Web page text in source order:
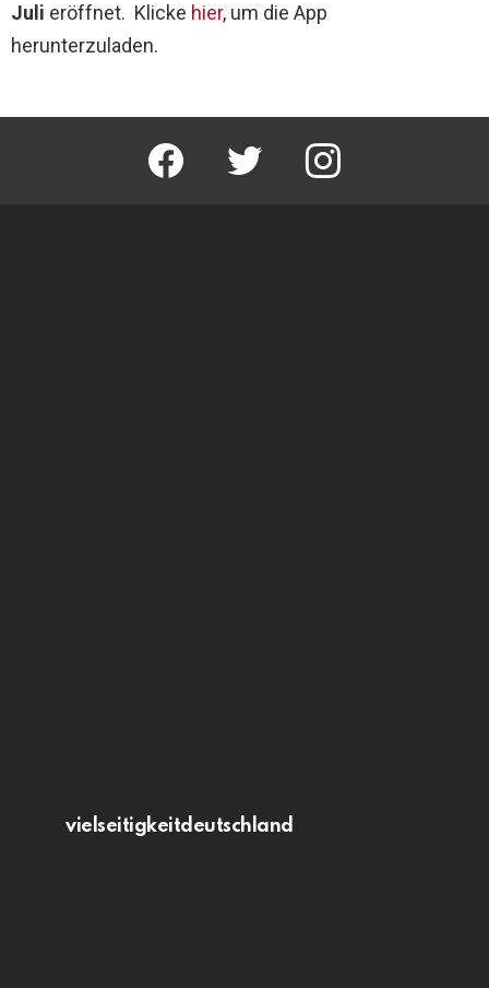
Juli eröffnet. Klicke hier, um die App
herunterzuladen.
facebook twitter instagram
vielseitigkeitdeutschland